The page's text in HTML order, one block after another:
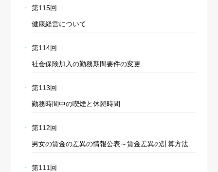
第115回
健康経営について
第114回
社会保険加入の勤務期間要件の変更
第113回
勤務時間中の喫煙と休憩時間
第112回
男女の賃金の差異の情報公表～賃金差異の計算方法
第111回